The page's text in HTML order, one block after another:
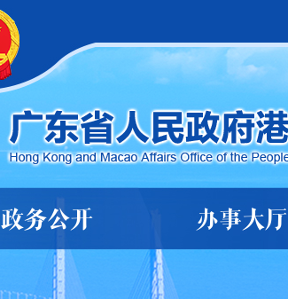
政务公开 办事大厅